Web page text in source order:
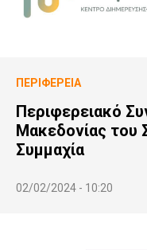
ΠΕΡΙΦΈΡΕΙΑ
Περιφερειακό
Μακεδονίας του
Συμμαχία
02/02/2024 - 10:20